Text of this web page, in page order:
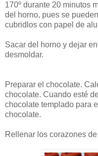
170º durante 20 minutos
del horno, pues se
cubridlos con papel de
Sacar del horno y dejar
desmoldar.
Preparar el chocolate.
chocolate. Cuando esté
chocolate templado para
chocolate.
Rellenar los corazones